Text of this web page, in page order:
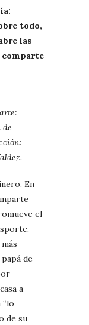
todo,
las
comparte
En
el
de
a
de su